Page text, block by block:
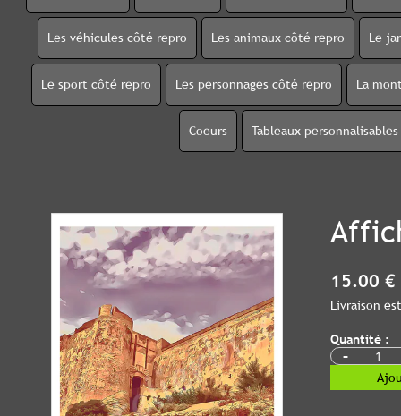
Les véhicules côté repro Les animaux côté repro Le
Le sport côté repro Les personnages côté repro La
Coeurs Tableaux personnalisables
15.00 €
Livraison
Quantité :
-